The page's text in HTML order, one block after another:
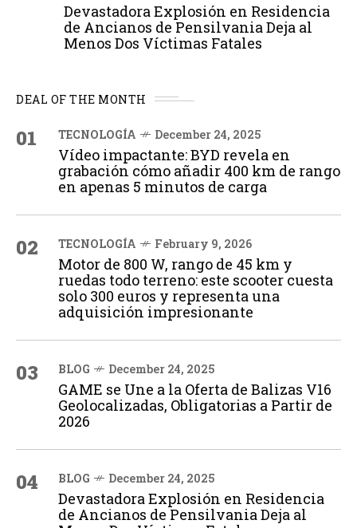
Devastadora Explosión en Residencia
de Ancianos de Pensilvania Deja al
Menos Dos Víctimas Fatales
DEAL OF THE MONTH
01 TECNOLOGÍA December 24, 2025
Vídeo impactante: BYD revela en
grabación cómo añadir 400 km de rango
en apenas 5 minutos de carga
02 TECNOLOGÍA February 9, 2026
Motor de 800 W, rango de 45 km y
ruedas todo terreno: este scooter cuesta
solo 300 euros y representa una
adquisición impresionante
03 BLOG December 24, 2025
GAME se Une a la Oferta de Balizas V16
Geolocalizadas, Obligatorias a Partir de
2026
04 BLOG December 24, 2025
Devastadora Explosión en Residencia
de Ancianos de Pensilvania Deja al